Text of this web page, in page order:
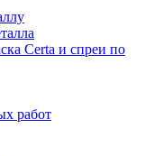
Certa и спреи по
работ